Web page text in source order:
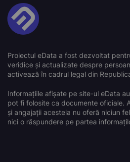
Proiectul eData a fost dezvoltat
veridice și actualizate despre
activează în cadrul legal din
Informațiile afișate pe site-ul eData
pot fi folosite ca documente oficiale.
și angajații acesteia nu oferă niciun
nici o răspundere pe partea